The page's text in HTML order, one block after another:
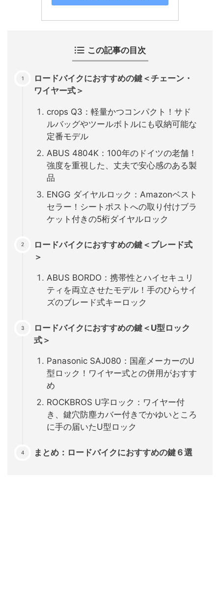
この記事の目次
ロードバイクにおすすめの鍵＜チェーン・
ワイヤー式＞
crops Q3：軽量かつコンパクト！サド
ルバッグやツールボトルにも収納可能な
定番モデル
ABUS 4804K：100年のドイツの老舗！
強度を重視した、丈夫で安心感のある製
品
ENGG ダイヤルロック：Amazonベスト
セラー！シートポストへの取り付けブラ
ケット付きの5桁ダイヤルロック
ロードバイクにおすすめの鍵＜ブレード式
＞
ABUS BORDO：携帯性とハイセキュリ
ティを両立させたモデル！手のひらサイ
ズのブレード式キーロック
ロードバイクにおすすめの鍵＜U型ロック
式＞
Panasonic SAJ080：国産メーカーのU
型ロック！ワイヤー式との併用がおすす
め
ROCKBROS U字ロック：ワイヤー付
き、鍵穴防塵カバー付きでかゆいところ
に手の届いたU型ロック
まとめ：ロードバイクにおすすめの鍵６選